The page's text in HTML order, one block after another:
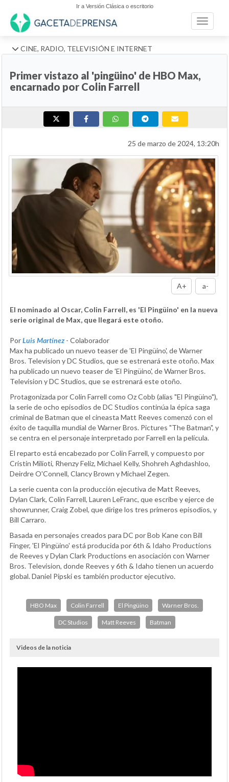
Ir a Versión Clásica o escritorio
Toggle
CINE, RADIO, TELEVISIÓN E INTERNET
Primer vistazo al 'pingüino' de HBO Max,
encarnado por Colin Farrell
25 de marzo de 2024, 13:20h
A+ a-
El nominado al Oscar, Colin Farrell, es 'El Pingüino' en la nueva
serie original de Max, que llegará este otoño.
PorLuis Martínez - Colaborador
Max ha publicado un nuevo teaser de 'El Pingüino', de Warner
Bros. Television y DC Studios, que se estrenará este otoño. Max
ha publicado un nuevo teaser de 'El Pingüino', de Warner Bros.
Television y DC Studios, que se estrenará este otoño.
Protagonizada por Colin Farrell como Oz Cobb (alias "El Pingüino"),
la serie de ocho episodios de DC Studios continúa la épica saga
criminal de Batman que el cineasta Matt Reeves comenzó con el
éxito de taquilla mundial de Warner Bros. Pictures "The Batman", y
se centra en el personaje interpretado por Farrell en la película.
El reparto está encabezado por Colin Farrell, y compuesto por
Cristin Milioti, Rhenzy Feliz, Michael Kelly, Shohreh Aghdashloo,
Deirdre O'Connell, Clancy Brown y Michael Zegen.
La serie cuenta con la producción ejecutiva de Matt Reeves,
Dylan Clark, Colin Farrell, Lauren LeFranc, que escribe y ejerce de
showrunner, Craig Zobel, que dirige los tres primeros episodios, y
Bill Carraro.
Basada en personajes creados para DC por Bob Kane con Bill
Finger, 'El Pingüino' está producida por 6th & Idaho Productions
de Reeves y Dylan Clark Productions en asociación con Warner
Bros. Television, donde Reeves y 6th & Idaho tienen un acuerdo
global. Daniel Pipski es también productor ejecutivo.
HBO Max Colin Farrell El Pingüino Warner Bros.
DC Studios Matt Reeves Batman
Videos de la noticia